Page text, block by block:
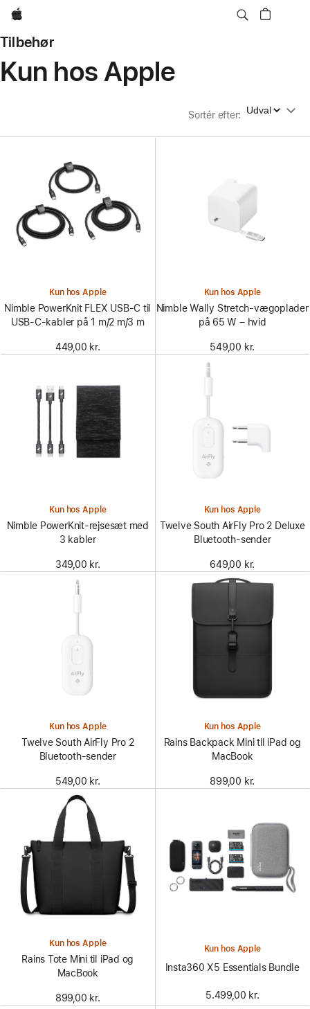
Apple
Tilbehør
Kun hos Apple
Sortér efter: Sortér efter
Kun hos Apple
Nimble PowerKnit FLEX USB-C til
USB-C-kabler på 1 m/2 m/3 m
449,00 kr.
Kun hos Apple
Nimble Wally Stretch-vægoplader
på 65 W – hvid
549,00 kr.
Kun hos Apple
Nimble PowerKnit-rejsesæt med
3 kabler
349,00 kr.
Kun hos Apple
Twelve South AirFly Pro 2 Deluxe
Bluetooth-sender
649,00 kr.
Kun hos Apple
Twelve South AirFly Pro 2
Bluetooth-sender
549,00 kr.
Kun hos Apple
Rains Backpack Mini til iPad og
MacBook
899,00 kr.
Kun hos Apple
Rains Tote Mini til iPad og
MacBook
899,00 kr.
Kun hos Apple
Insta360 X5 Essentials Bundle
5.499,00 kr.